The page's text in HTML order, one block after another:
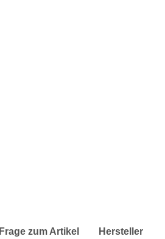
Frage zum Artikel Hersteller